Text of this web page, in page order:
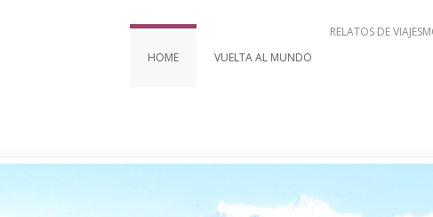
HOME VUELTA AL MUNDO
RELATOS DE VIAJES